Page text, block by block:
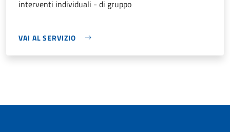
interventi individuali - di gruppo
VAI AL SERVIZIO